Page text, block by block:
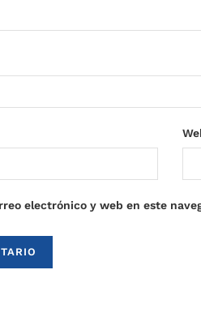
electrónico y web en este